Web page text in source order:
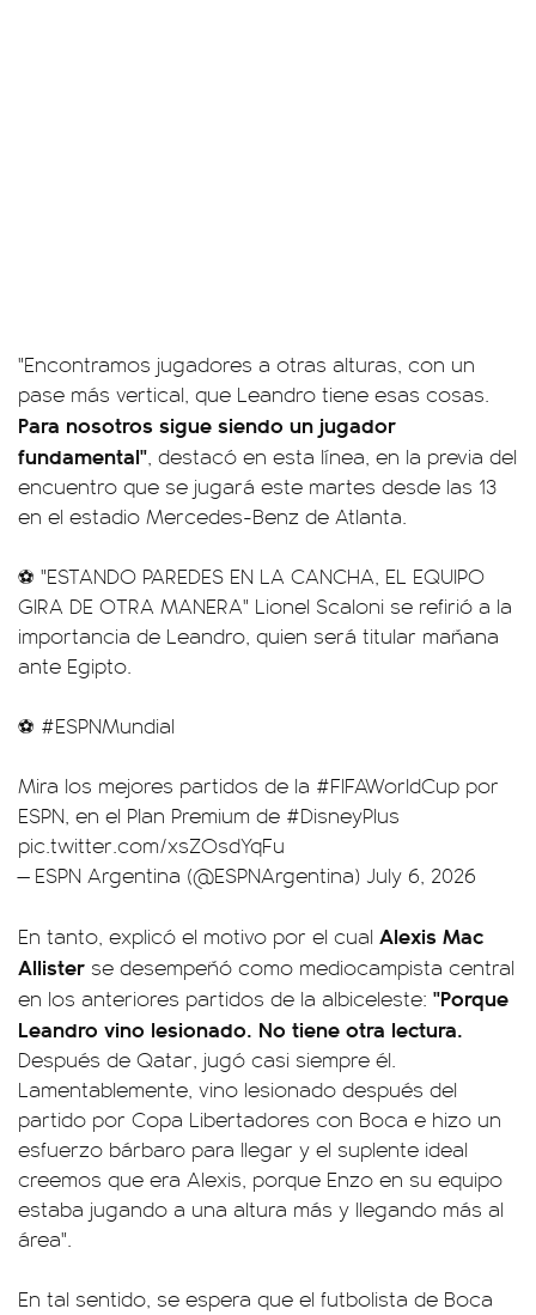
"Encontramos jugadores a otras alturas, con un
pase más vertical, que Leandro tiene esas cosas.
Para nosotros sigue siendo un jugador
fundamental", destacó en esta línea, en la previa del
encuentro que se jugará este martes desde las 13
en el estadio Mercedes-Benz de Atlanta.
⚽ "ESTANDO PAREDES EN LA CANCHA, EL EQUIPO
GIRA DE OTRA MANERA" Lionel Scaloni se refirió a la
importancia de Leandro, quien será titular mañana
ante Egipto.
⚽ #ESPNMundial
Mira los mejores partidos de la #FIFAWorldCup por
ESPN, en el Plan Premium de #DisneyPlus
pic.twitter.com/xsZOsdYqFu
— ESPN Argentina (@ESPNArgentina) July 6, 2026
En tanto, explicó el motivo por el cual Alexis Mac
Allister se desempeñó como mediocampista central
en los anteriores partidos de la albiceleste: "Porque
Leandro vino lesionado. No tiene otra lectura.
Después de Qatar, jugó casi siempre él.
Lamentablemente, vino lesionado después del
partido por Copa Libertadores con Boca e hizo un
esfuerzo bárbaro para llegar y el suplente ideal
creemos que era Alexis, porque Enzo en su equipo
estaba jugando a una altura más y llegando más al
área".
En tal sentido, se espera que el futbolista de Boca